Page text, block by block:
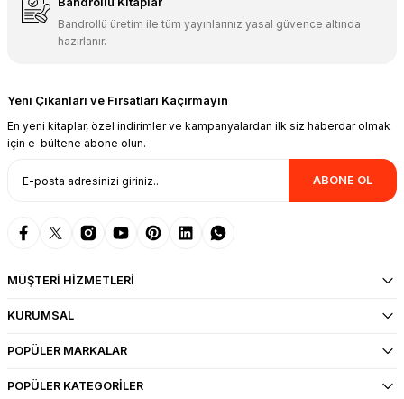
Bandrollü üretim ile tüm yayınlarınız yasal güvence altında
hazırlanır.
Yeni Çıkanları ve Fırsatları Kaçırmayın
En yeni kitaplar, özel indirimler ve kampanyalardan ilk siz haberdar olmak
için e-bültene abone olun.
ABONE OL
MÜŞTERİ HİZMETLERİ
KURUMSAL
POPÜLER MARKALAR
POPÜLER KATEGORİLER